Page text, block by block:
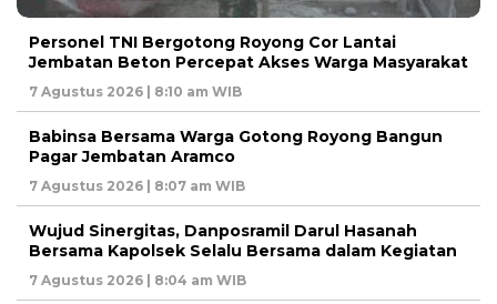
Personel TNI Bergotong Royong Cor Lantai
Jembatan Beton Percepat Akses Warga Masyarakat
7 Agustus 2026 | 8:10 am WIB
Babinsa Bersama Warga Gotong Royong Bangun
Pagar Jembatan Aramco
7 Agustus 2026 | 8:07 am WIB
Wujud Sinergitas, Danposramil Darul Hasanah
Bersama Kapolsek Selalu Bersama dalam Kegiatan
7 Agustus 2026 | 8:04 am WIB